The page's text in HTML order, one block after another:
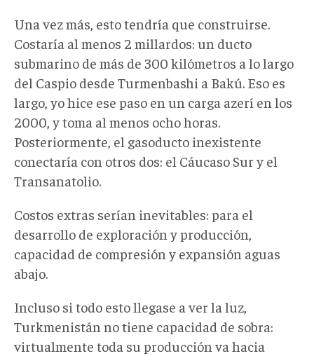
Una vez más, esto tendría que construirse.
Costaría al menos 2 millardos: un ducto
submarino de más de 300 kilómetros a lo largo
del Caspio desde Turmenbashi a Bakú. Eso es
largo, yo hice ese paso en un carga azerí en los
2000, y toma al menos ocho horas.
Posteriormente, el gasoducto inexistente
conectaría con otros dos: el Cáucaso Sur y el
Transanatolio.
Costos extras serían inevitables: para el
desarrollo de exploración y producción,
capacidad de compresión y expansión aguas
abajo.
Incluso si todo esto llegase a ver la luz,
Turkmenistán no tiene capacidad de sobra:
virtualmente toda su producción va hacia